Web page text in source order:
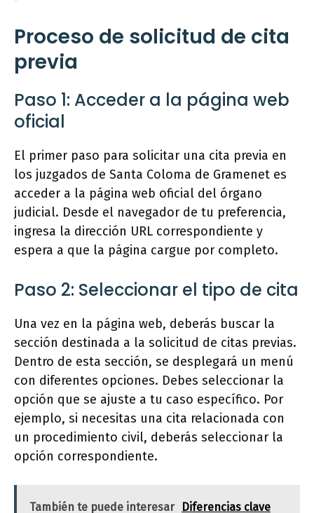
Proceso de solicitud de cita
previa
Paso 1: Acceder a la página web
oficial
El primer paso para solicitar una cita previa en
los juzgados de Santa Coloma de Gramenet es
acceder a la página web oficial del órgano
judicial. Desde el navegador de tu preferencia,
ingresa la dirección URL correspondiente y
espera a que la página cargue por completo.
Paso 2: Seleccionar el tipo de cita
Una vez en la página web, deberás buscar la
sección destinada a la solicitud de citas previas.
Dentro de esta sección, se desplegará un menú
con diferentes opciones. Debes seleccionar la
opción que se ajuste a tu caso específico. Por
ejemplo, si necesitas una cita relacionada con
un procedimiento civil, deberás seleccionar la
opción correspondiente.
También te puede interesar Diferencias clave